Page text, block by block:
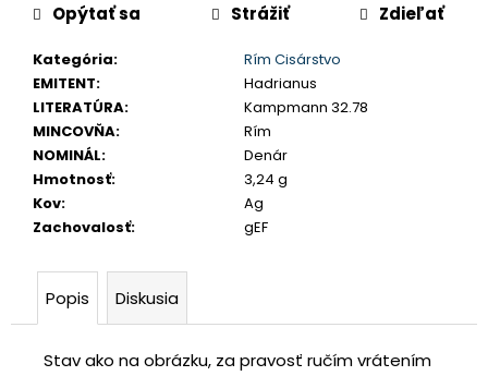
Kategória:
Rím Cisárstvo
EMITENT:
Hadrianus
LITERATÚRA:
Kampmann 32.78
MINCOVŇA:
Rím
NOMINÁL:
Denár
Hmotnosť:
3,24 g
Kov:
Ag
Zachovalosť: gEF
Opýtať sa Strážiť Zdieľať
Popis Diskusia
Stav ako na obrázku, za pravosť ručím vrátením
e
USA
DOLLAR
1983
€35